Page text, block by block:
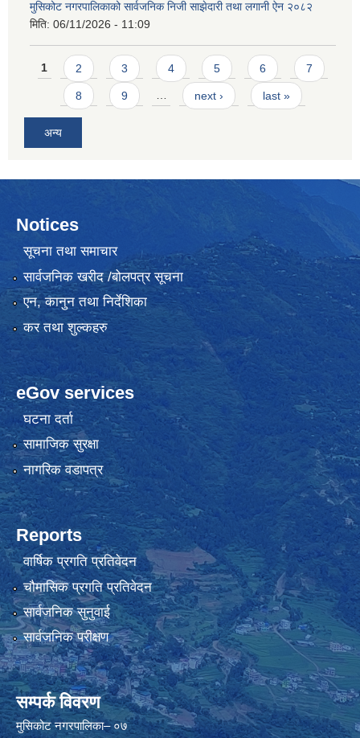
मुसिकोट नगरपालिकाको सार्वजनिक निजी साझेदारी तथा लगानी ऐन २०८२
मिति: 06/11/2026 - 11:09
Pages
1 2 3 4 5 6 7
8 9 … next › last »
अन्य
Notices
सूचना तथा समाचार
सार्वजनिक खरीद /बोलपत्र सूचना
एन, कानुन तथा निर्देशिका
कर तथा शुल्कहरु
eGov services
घटना दर्ता
सामाजिक सुरक्षा
नागरिक वडापत्र
Reports
वार्षिक प्रगति प्रतिवेदन
चौमासिक प्रगति प्रतिवेदन
सार्वजनिक सुनुवाई
सार्वजनिक परीक्षण
सम्पर्क विवरण
मुसिकोट नगरपालिका– ०७